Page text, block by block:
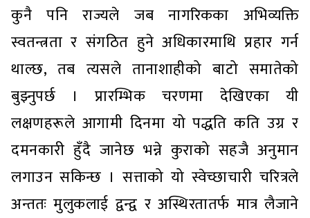
कुनै पनि राज्यले जब नागरिकका अभिव्यक्ति
स्वतन्त्रता र संगठित हुने अधिकारमाथि प्रहार गर्न
थाल्छ, तब त्यसले तानाशाहीको बाटो समातेको
बुझ्नुपर्छ । प्रारम्भिक चरणमा देखिएका यी
लक्षणहरूले आगामी दिनमा यो पद्धति कति उग्र र
दमनकारी हुँदै जानेछ भन्ने कुराको सहजै अनुमान
लगाउन सकिन्छ । सत्ताको यो स्वेच्छाचारी चरित्रले
अन्ततः मुलुकलाई द्वन्द्व र अस्थिरतातर्फ मात्र लैजाने